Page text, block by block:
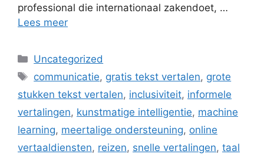
professional die internationaal zakendoet, …
Lees meer
Categorieën
Uncategorized
Tags
communicatie, gratis tekst vertalen, grote
stukken tekst vertalen, inclusiviteit, informele
vertalingen, kunstmatige intelligentie, machine
learning, meertalige ondersteuning, online
vertaaldiensten, reizen, snelle vertalingen, taal